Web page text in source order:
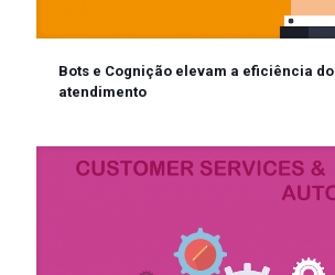
Bots e Cognição elevam a eficiência do
atendimento